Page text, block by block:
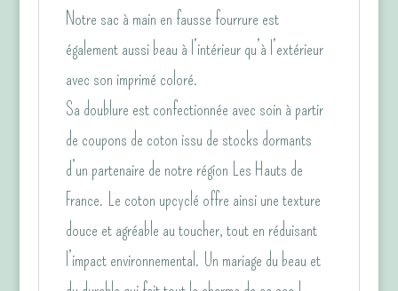
Notre sac à main en fausse fourrure est
également aussi beau à l’intérieur qu’à l’extérieur
avec son imprimé coloré.
Sa doublure est confectionnée avec soin à partir
de coupons de coton issu de stocks dormants
d’un partenaire de notre région Les Hauts de
France. Le coton upcyclé offre ainsi une texture
douce et agréable au toucher, tout en réduisant
l’impact environnemental. Un mariage du beau et